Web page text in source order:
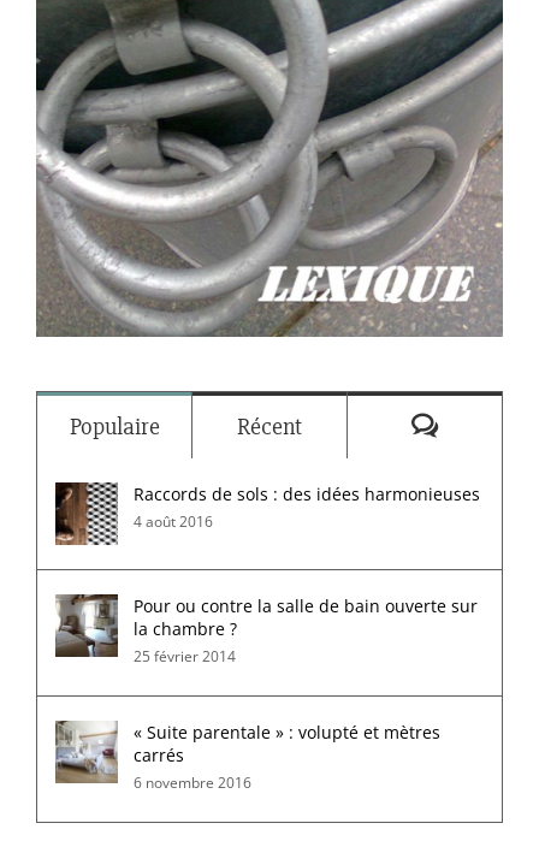
Populaire Récent
Raccords de sols : des idées harmonieuses
4 août 2016
Pour ou contre la salle de bain ouverte sur
la chambre ?
25 février 2014
« Suite parentale » : volupté et mètres
carrés
6 novembre 2016